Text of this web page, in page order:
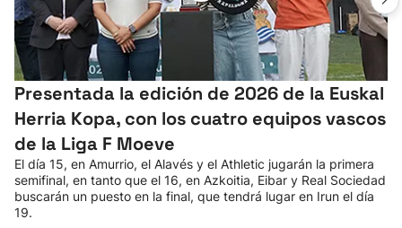
Presentada la edición de 2026 de la Euskal
Herria Kopa, con los cuatro equipos vascos
de la Liga F Moeve
El día 15, en Amurrio, el Alavés y el Athletic jugarán la primera
semifinal, en tanto que el 16, en Azkoitia, Eibar y Real Sociedad
buscarán un puesto en la final, que tendrá lugar en Irun el día
19.